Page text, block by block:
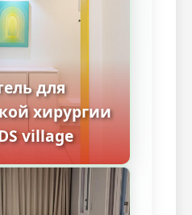
для
хирургии
village